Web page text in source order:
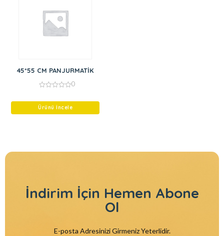
45*55 CM PANJURMATİK
of
0
Ürünü İncele
İndirim İçin Hemen Abone
Ol
E-posta Adresinizi Girmeniz Yeterlidir.